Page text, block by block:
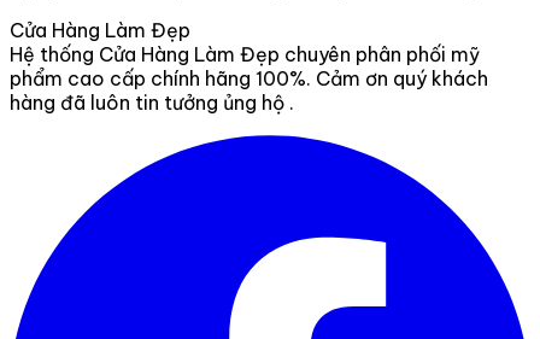
Cửa Hàng Làm Đẹp
Hệ thống Cửa Hàng Làm Đẹp chuyên phân phối mỹ
phẩm cao cấp chính hãng 100%. Cảm ơn quý khách
hàng đã luôn tin tưởng ủng hộ .